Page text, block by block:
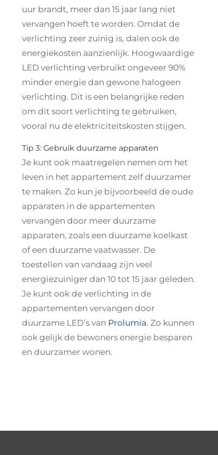
uur brandt, meer dan 15 jaar lang niet
vervangen hoeft te worden. Omdat de
verlichting zeer zuinig is, dalen ook de
energiekosten aanzienlijk. Hoogwaardige
LED verlichting verbruikt ongeveer 90%
minder energie dan gewone halogeen
verlichting. Dit is een belangrijke reden
om dit soort verlichting te gebruiken,
vooral nu de elektriciteitskosten stijgen.
Tip 3: Gebruik duurzame apparaten
Je kunt ook maatregelen nemen om het
leven in het appartement zelf duurzamer
te maken. Zo kun je bijvoorbeeld de oude
apparaten in de appartementen
vervangen door meer duurzame
apparaten, zoals een duurzame koelkast
of een duurzame vaatwasser. De
toestellen van vandaag zijn veel
energiezuiniger dan 10 tot 15 jaar geleden.
Je kunt ook de verlichting in de
appartementen vervangen door
duurzame LED’s van Prolumia. Zo kunnen
ook gelijk de bewoners energie besparen
en duurzamer wonen.